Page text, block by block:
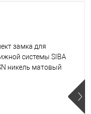
замка для
системы SIBA
никель матовый